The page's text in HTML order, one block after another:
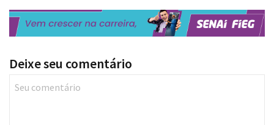
Deixe seu comentário